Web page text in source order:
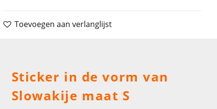
Toevoegen aan verlanglijst
Sticker in de vorm van
Slowakije maat S